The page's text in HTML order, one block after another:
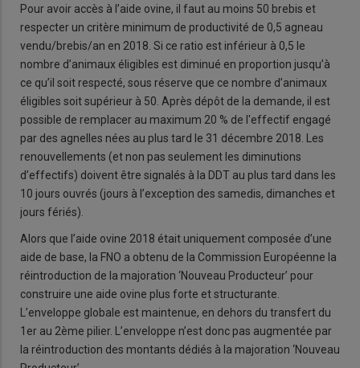
Pour avoir accès à l’aide ovine, il faut au moins 50 brebis et
respecter un critère minimum de productivité de 0,5 agneau
vendu/brebis/an en 2018. Si ce ratio est inférieur à 0,5 le
nombre d’animaux éligibles est diminué en proportion jusqu’à
ce qu’il soit respecté, sous réserve que ce nombre d’animaux
éligibles soit supérieur à 50. Après dépôt de la demande, il est
possible de remplacer au maximum 20 % de l'effectif engagé
par des agnelles nées au plus tard le 31 décembre 2018. Les
renouvellements (et non pas seulement les diminutions
d’effectifs) doivent être signalés à la DDT au plus tard dans les
10 jours ouvrés (jours à l’exception des samedis, dimanches et
jours fériés).
Alors que l’aide ovine 2018 était uniquement composée d’une
aide de base, la FNO a obtenu de la Commission Européenne la
réintroduction de la majoration ‘Nouveau Producteur’ pour
construire une aide ovine plus forte et structurante.
L’enveloppe globale est maintenue, en dehors du transfert du
1er au 2ème pilier. L’enveloppe n’est donc pas augmentée par
la réintroduction des montants dédiés à la majoration ‘Nouveau